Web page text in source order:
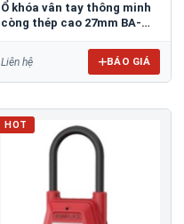
Ổ khóa vân tay thông minh
còng thép cao 27mm BA-
Liên hệ BÁO GIÁ
HOT